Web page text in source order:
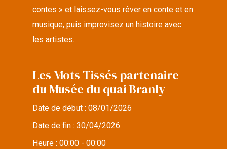
contes » et laissez-vous rêver en conte et en
musique, puis improvisez un histoire avec
les artistes.
Les Mots Tissés partenaire
du Musée du quai Branly
Date de début :08/01/2026
Date de fin :30/04/2026
Heure :00:00 - 00:00